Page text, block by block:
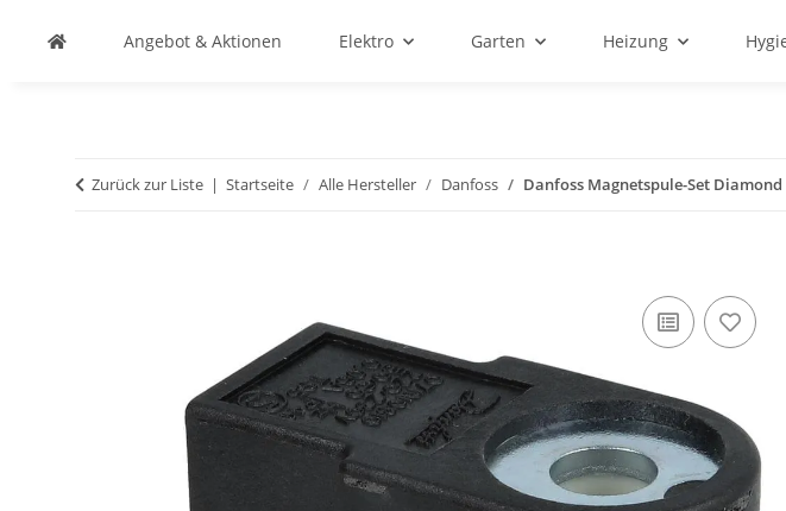
Angebot & Aktionen Elektro Garten Heizung
Zurück zur Liste Startseite Alle Hersteller Danfoss Danfoss Magnetspule-Set Diamond